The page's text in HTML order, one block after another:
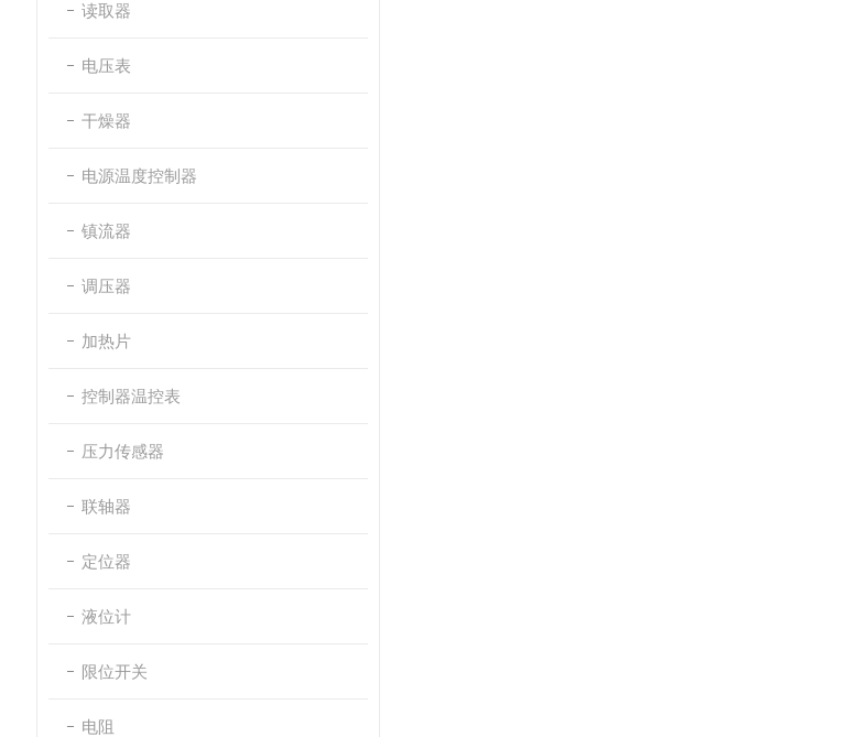
读取器
电压表
干燥器
电源温度控制器
镇流器
调压器
加热片
控制器温控表
压力传感器
联轴器
定位器
液位计
限位开关
电阻